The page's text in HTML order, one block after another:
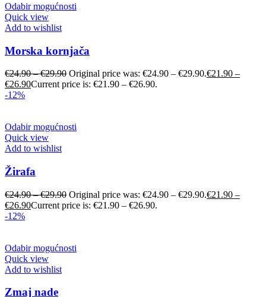
Odabir mogućnosti
Quick view
Add to wishlist
Morska kornjača
€24.90–€29.90 Original price was: €24.90 – €29.90.€21.90 –
€26.90Current price is: €21.90 – €26.90.
-12%
Odabir mogućnosti
Quick view
Add to wishlist
Žirafa
€24.90–€29.90 Original price was: €24.90 – €29.90.€21.90 –
€26.90Current price is: €21.90 – €26.90.
-12%
Odabir mogućnosti
Quick view
Add to wishlist
Zmaj nade